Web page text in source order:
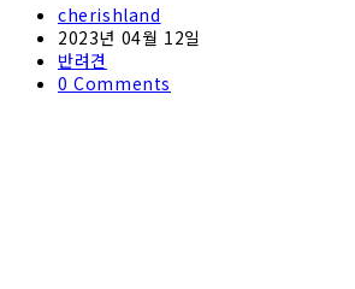
Post
author:
cherishland
Post
published:
2023년 04월 12일
Post
category:
반려견
Post
0 Comments